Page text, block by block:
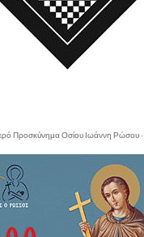
Προσκύνημα Οσίου Ιωάννη Ρώσου -